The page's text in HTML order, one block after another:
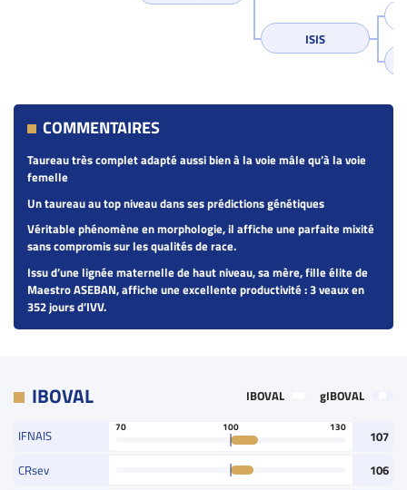
ISIS
COMMENTAIRES
Taureau très complet adapté aussi bien à la voie mâle qu’à la voie
femelle
Un taureau au top niveau dans ses prédictions génétiques
Véritable phénomène en morphologie, il affiche une parfaite mixité
sans compromis sur les qualités de race.
Issu d’une lignée maternelle de haut niveau, sa mère, fille élite de
Maestro ASEBAN, affiche une excellente productivité : 3 veaux en
352 jours d’IVV.
IBOVAL IBOVAL gIBOVAL
IFNAIS
70 100 130
107
CRsev
106